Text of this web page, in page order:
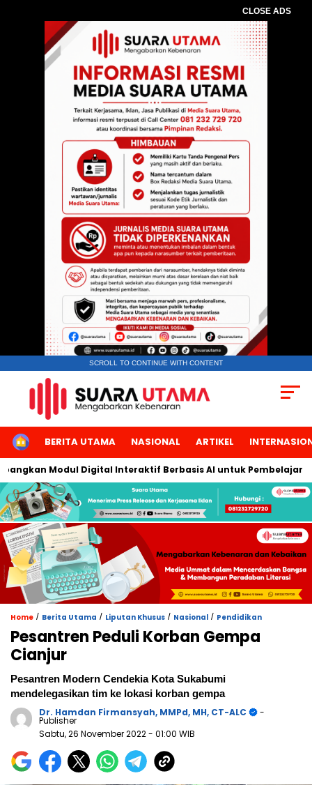
CLOSE ADS
SCROLL TO CONTINUE WITH CONTENT
HOMEBERITA UTAMA NASIONAL ARTIKEL
Modul Digital Interaktif Berbasis AI untuk Pembelajaran
Home / Berita Utama / Liputan Khusus / Nasional / Pendidikan
Pesantren Peduli Korban Gempa
Cianjur
Pesantren Modern Cendekia Kota Sukabumi
mendelegasikan tim ke lokasi korban gempa
Dr. Hamdan Firmansyah, MMPd, MH, CT-ALC
-
Publisher
Sabtu, 26 November 2022- 01:00 WIB